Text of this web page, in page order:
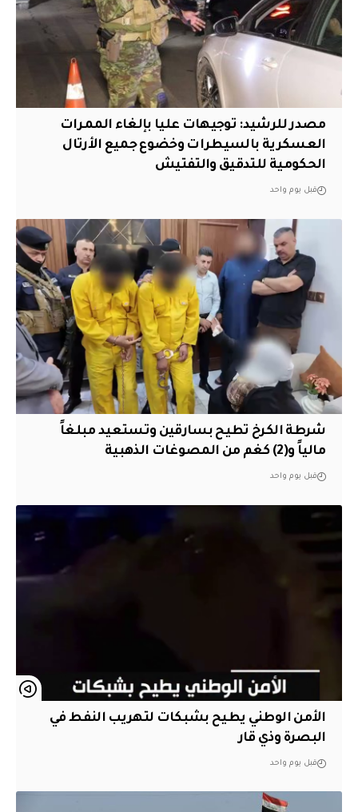
مصدر للرشيد: توجيهات عليا بإلغاء الممرات
العسكرية بالسيطرات وخضوع جميع الأرتال
الحكومية للتدقيق والتفتيش
قبل يوم واحد
شرطة الكرخ تطيح بسارقين وتستعيد مبلغاً
مالياً و(2) كغم من المصوغات الذهبية
قبل يوم واحد
الأمن الوطني يطيح بشبكات لتهريب النفط في
البصرة وذي قار
قبل يوم واحد